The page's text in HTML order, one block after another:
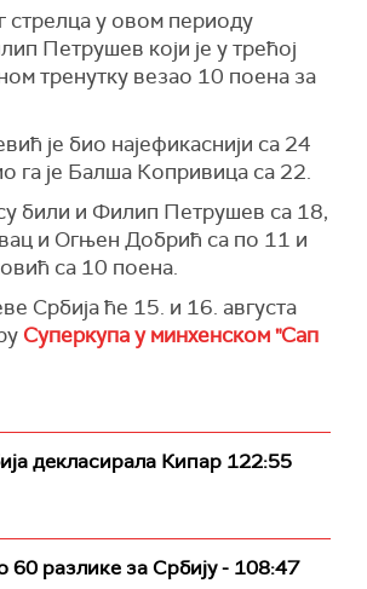
стрелца у овом периоду
Петрушев који је у трећој
тренутку везао 10 поена за
је био најефикаснији са 24
га је Балша Копривица са 22.
били и Филип Петрушев са 18,
и Огњен Добрић са по 11 и
са 10 поена.
Србија ће 15. и 16. августа
Суперкупа у минхенском "Сап
декласирала Кипар 122:55
60 разлике за Србију - 108:47